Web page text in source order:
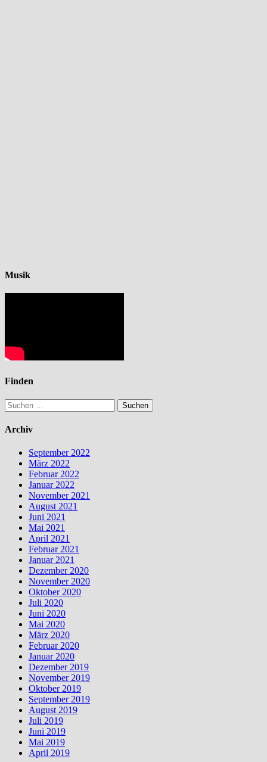
Musik
Finden
Suchen
nach:
Archiv
September 2022
März 2022
Februar 2022
Januar 2022
November 2021
August 2021
Juni 2021
Mai 2021
April 2021
Februar 2021
Januar 2021
Dezember 2020
November 2020
Oktober 2020
Juli 2020
Juni 2020
Mai 2020
März 2020
Februar 2020
Januar 2020
Dezember 2019
November 2019
Oktober 2019
September 2019
August 2019
Juli 2019
Juni 2019
Mai 2019
April 2019